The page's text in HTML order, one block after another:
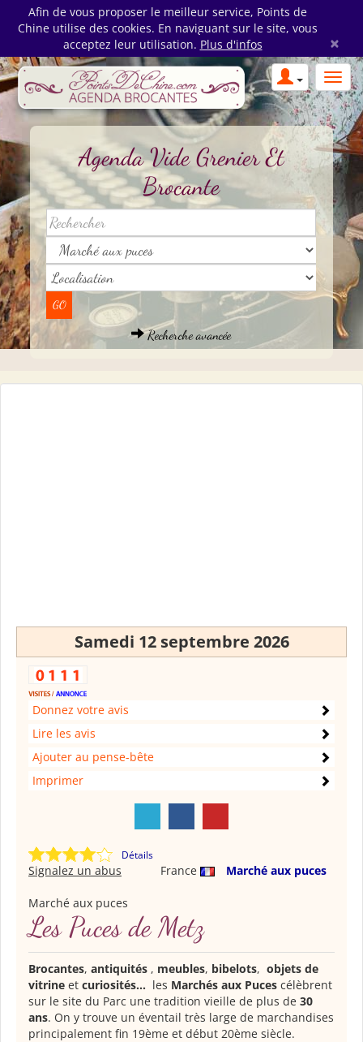
Afin de vous proposer le meilleur service, Points de
Chine utilise des cookies. En naviguant sur le site, vous
acceptez leur utilisation. Plus d'infos ×
Agenda Vide Grenier Et
Brocante
Recherche avancée
Samedi 12 septembre 2026
Donnez votre avis
Lire les avis
Ajouter au pense-bête
Imprimer
Détails
France Marché aux puces
Signalez un abus
Marché aux puces
Les Puces de Metz
Brocantes, antiquités , meubles, bibelots, objets de
vitrine et curiosités... les Marchés aux Puces célèbrent
sur le site du Parc une tradition vieille de plus de 30
ans. On y trouve un éventail très large de marchandises
principalement fin 19ème et début 20ème siècle.